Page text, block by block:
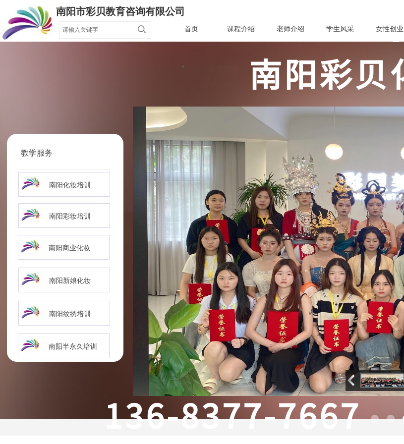
南阳市彩贝教育咨询有限公司
首页 课程介绍 老师介绍 学生风采 女性创业
南阳彩贝
南阳半永久培训
南阳化妆培训
南阳彩妆培训
南阳纹绣培训
南阳新娘化妆
南阳商业化妆
教学服务
化妆培训 / 彩
136-8377-7667